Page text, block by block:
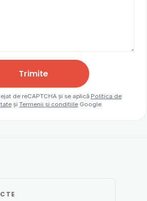
Trimite
de reCAPTCHA și se aplică Politica de
și Termenii și condițiileGoogle.